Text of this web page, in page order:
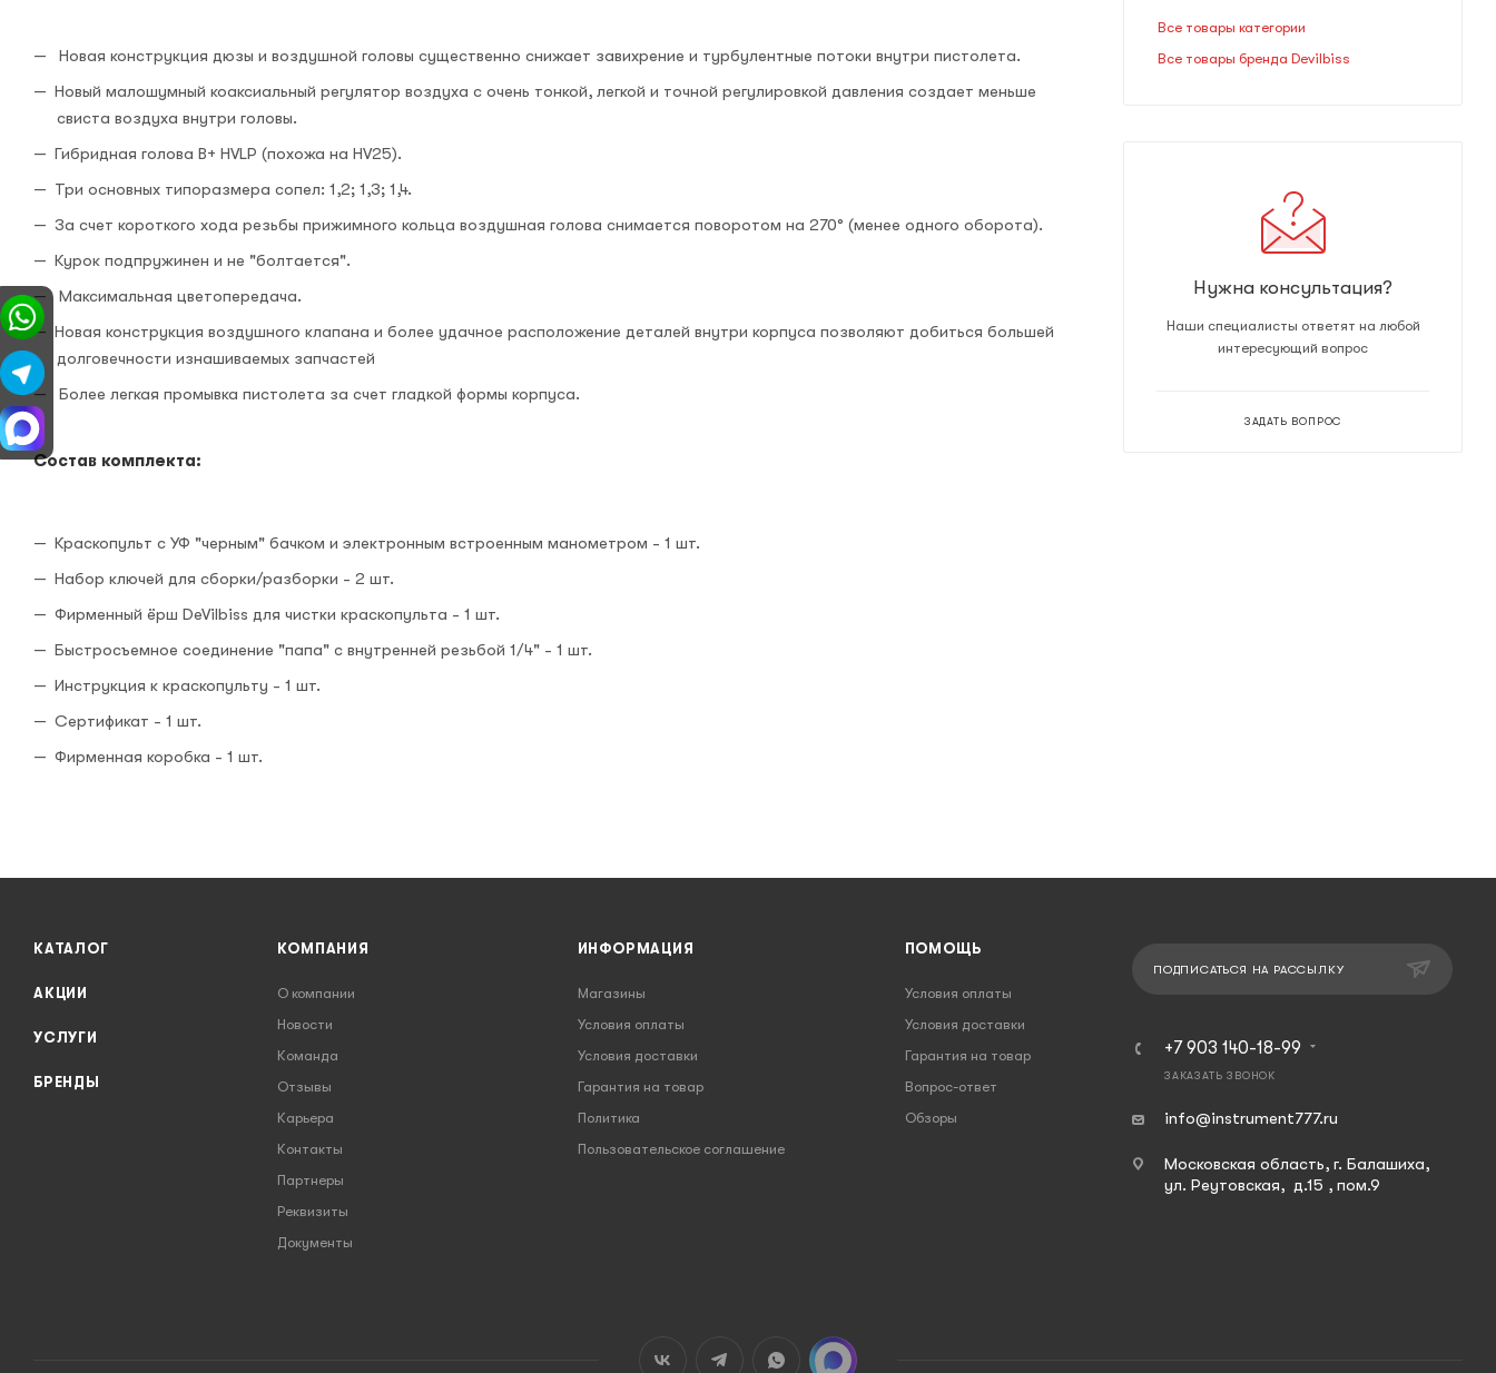
Новая конструкция дюзы и воздушной головы существенно снижает завихрение и турбулентные потоки внутри пистолета.
Новый малошумный коаксиальный регулятор воздуха с очень тонкой, легкой и точной регулировкой давления создает меньше
свиста воздуха внутри головы.
Гибридная голова B+ HVLP (похожа на HV25).
Три основных типоразмера сопел: 1,2; 1,3; 1,4.
За счет короткого хода резьбы прижимного кольца воздушная голова снимается поворотом на 270° (менее одного оборота).
Курок подпружинен и не "болтается".
Максимальная цветопередача.
Новая конструкция воздушного клапана и более удачное расположение деталей внутри корпуса позволяют добиться большей
долговечности изнашиваемых запчастей
Более легкая промывка пистолета за счет гладкой формы корпуса.
Состав комплекта:
Краскопульт с УФ "черным" бачком и электронным встроенным манометром - 1 шт.
Набор ключей для сборки/разборки - 2 шт.
Фирменный ёрш DeVilbiss для чистки краскопульта - 1 шт.
Быстросъемное соединение "папа" с внутренней резьбой 1/4" - 1 шт.
Инструкция к краскопульту - 1 шт.
Сертификат - 1 шт.
Фирменная коробка - 1 шт.
Все товары категории
Все товары бренда Devilbiss
Нужна консультация?
Наши специалисты ответят на любой
интересующий вопрос
ЗАДАТЬ ВОПРОС
КАТАЛОГ
АКЦИИ
УСЛУГИ
БРЕНДЫ
КОМПАНИЯ
О компании
Новости
Команда
Отзывы
Карьера
Контакты
Партнеры
Реквизиты
Документы
ИНФОРМАЦИЯ
Магазины
Условия оплаты
Условия доставки
Гарантия на товар
Политика
Пользовательское соглашение
ПОМОЩЬ
Условия оплаты
Условия доставки
Гарантия на товар
Вопрос-ответ
Обзоры
ПОДПИСАТЬСЯ НА РАССЫЛКУ
+7 903 140-18-99
ЗАКАЗАТЬ ЗВОНОК
info@instrument777.ru
Московская область, г. Балашиха,
ул. Реутовская, д.15 , пом.9